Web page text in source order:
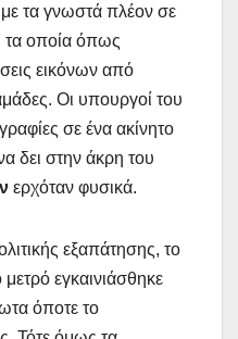
τα γνωστά πλέον σε
τα οποία όπως
εικόνων από
Οι υπουργοί του
σε ένα ακίνητο
δει στην άκρη του
ερχόταν φυσικά.
εξαπάτησης, το
εγκαινιάσθηκε
όποτε το